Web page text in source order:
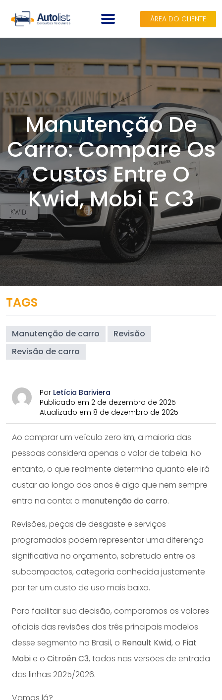
CONSULTAS
PLANOS
SEGUROS
BLOG
CONTATO
ÁREA DO CLIENTE
Manutenção De
Carro: Compare Os
Custos Entre O
Kwid, Mobi E C3
Por Letícia Bariviera
Publicado em 2 de dezembro de 2025
Atualizado em 8 de dezembro de 2025
Ao comprar um veículo zero km, a maioria das
pessoas considera apenas o valor de tabela. No
entanto, o que realmente determina quanto ele irá
custar ao longo dos anos é algo que nem sempre
entra na conta: a manutenção do carro.
Revisões, peças de desgaste e serviços
programados podem representar uma diferença
significativa no orçamento, sobretudo entre os
subcompactos, categoria conhecida justamente
por ter um custo de uso mais baixo.
Para facilitar sua decisão, comparamos os valores
oficiais das revisões dos três principais modelos
desse segmento no Brasil, o Renault Kwid, o Fiat
Mobi e o Citroën C3, todos nas versões de entrada
das linhas 2025/2026.
TAGS
Manutenção de carro
Revisão
Revisão de carro